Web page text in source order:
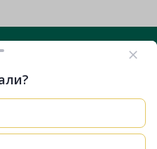
Дзен
чтобы сайт работал